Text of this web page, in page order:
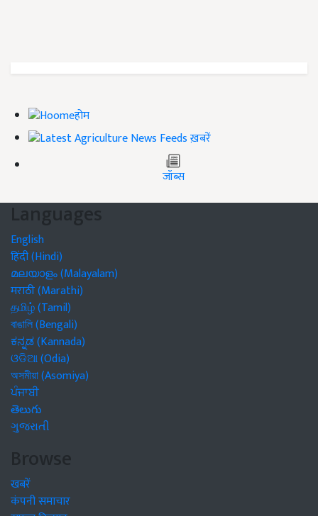
होम
ख़बरें
जॉब्स
Languages
English
हिंदी (Hindi)
മലയാളം (Malayalam)
मराठी (Marathi)
தமிழ் (Tamil)
বাঙালি (Bengali)
ಕನ್ನಡ (Kannada)
ଓଡିଆ (Odia)
অসমীয়া (Asomiya)
ਪੰਜਾਬੀ
తెలుగు
ગુજરાતી
Browse
खबरें
कंपनी समाचार